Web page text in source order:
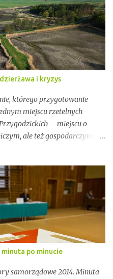
i kryzys
którego przygotowanie
miejscu rzetelnych
– miejscu o
ale też gospodarczym i
W ostatnich latach stały
napięć i realnych
dzierżawy oraz
minuta po minucie
samorządowe 2014. Minuta